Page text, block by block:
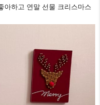
아하고 연말 선물 크리스마스